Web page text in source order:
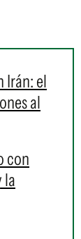
Irán: el
al
con
la